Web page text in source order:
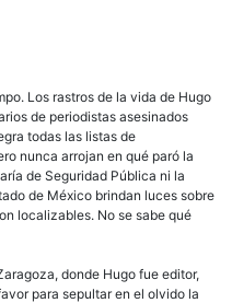
Los rastros de la vida de Hugo
de periodistas asesinados
todas las listas de
nunca arrojan en qué paró la
de Seguridad Pública ni la
de México brindan luces sobre
localizables. No se sabe qué
donde Hugo fue editor,
para sepultar en el olvido la